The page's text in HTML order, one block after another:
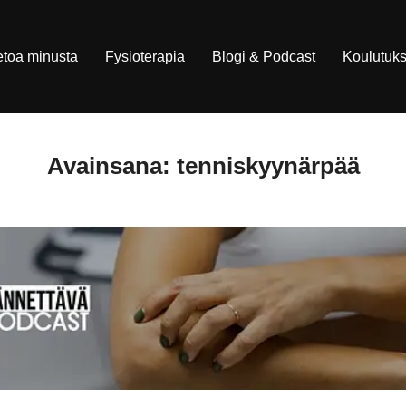
minusta Fysioterapia Blogi & Podcast
Avainsana: tenniskyynärpää